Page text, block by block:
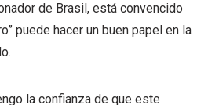
de Brasil, está convencido
puede hacer un buen papel en la
la confianza de que este